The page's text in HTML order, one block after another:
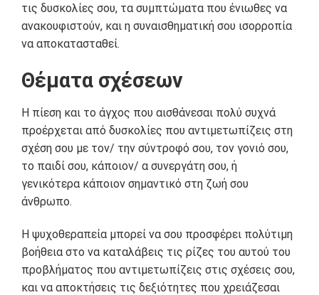
τις δυσκολίες σου, τα συμπτώματα που ένιωθες να
ανακουφιστούν, και η συναισθηματική σου ισορροπία
να αποκατασταθεί.
Θέματα σχέσεων
Η πίεση και το άγχος που αισθάνεσαι πολύ συχνά
προέρχεται από δυσκολίες που αντιμετωπίζεις στη
σχέση σου με τον/ την σύντροφό σου, τον γονιό σου,
το παιδί σου, κάποιον/ α συνεργάτη σου, ή
γενικότερα κάποιον σημαντικό στη ζωή σου
άνθρωπο.
Η ψυχοθεραπεία μπορεί να σου προσφέρει πολύτιμη
βοήθεια στο να καταλάβεις τις ρίζες του αυτού του
προβλήματος που αντιμετωπίζεις στις σχέσεις σου,
και να αποκτήσεις τις δεξιότητες που χρειάζεσαι